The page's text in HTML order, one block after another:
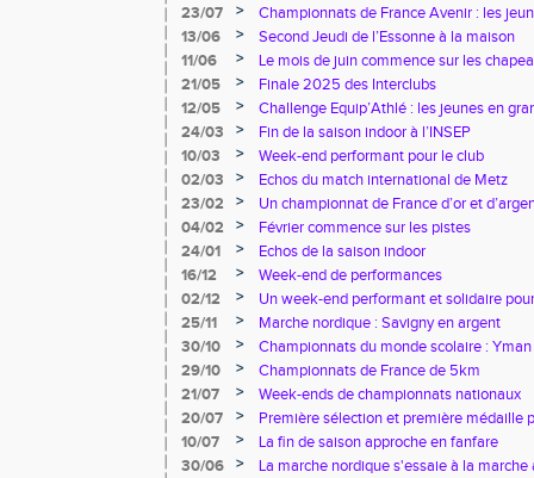
23/07 >
Championnats de France Avenir : les
13/06
>
Second Jeudi de l’Essonne à la maison
11/06
>
Le mois de juin commence sur les
21/05
>
Finale 2025 des Interclubs
12/05
>
Challenge Equip’Athlé : les jeunes en
24/03
>
Fin de la saison indoor à l’INSEP
10/03
>
Week-end performant pour le club
02/03
>
Echos du match international de Metz
23/02
>
Un championnat de France d’or et
04/02
>
Février commence sur les pistes
24/01
>
Echos de la saison indoor
16/12
>
Week-end de performances
02/12
>
Un week-end performant et solidaire
25/11
>
Marche nordique : Savigny en argent
30/10
>
Championnats du monde scolaire :
bronze
29/10 >
Championnats de France de 5km
21/07
>
Week-ends de championnats nationaux
20/07
>
Première sélection et première médaille
10/07
>
La fin de saison approche en fanfare
30/06
> La marche nordique s'essaie à la